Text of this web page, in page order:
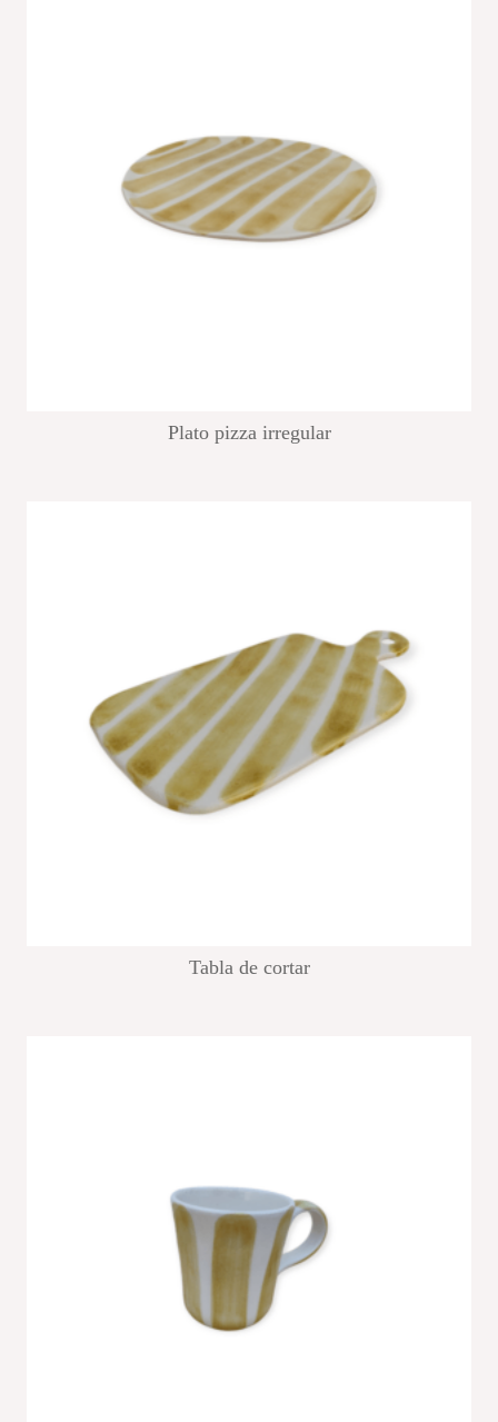
Plato pizza irregular
Tabla de cortar